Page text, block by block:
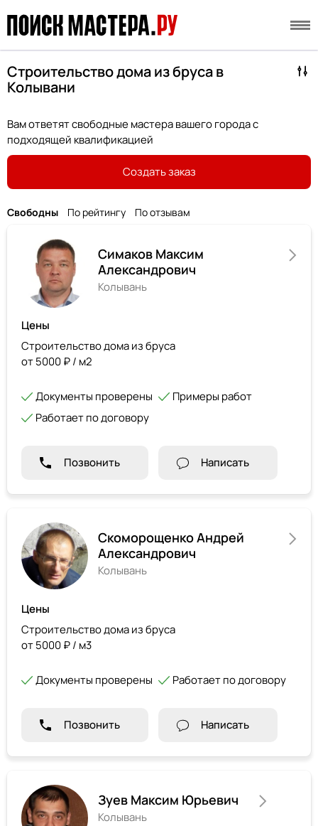
Строительство дома из бруса в
Колывани
Вам ответят свободные мастера вашего города с
подходящей квалификацией
Создать заказ
Свободны По рейтингу По отзывам
Симаков Максим
Александрович
Колывань
Цены
Строительство дома из бруса
от 5000 ₽ / м2
Документы проверены
Примеры работ
Работает по договору
Позвонить Написать
Скоморощенко Андрей
Александрович
Колывань
Цены
Строительство дома из бруса
от 5000 ₽ / м3
Документы проверены Работает по договору
Позвонить Написать
Зуев Максим Юрьевич
Колывань